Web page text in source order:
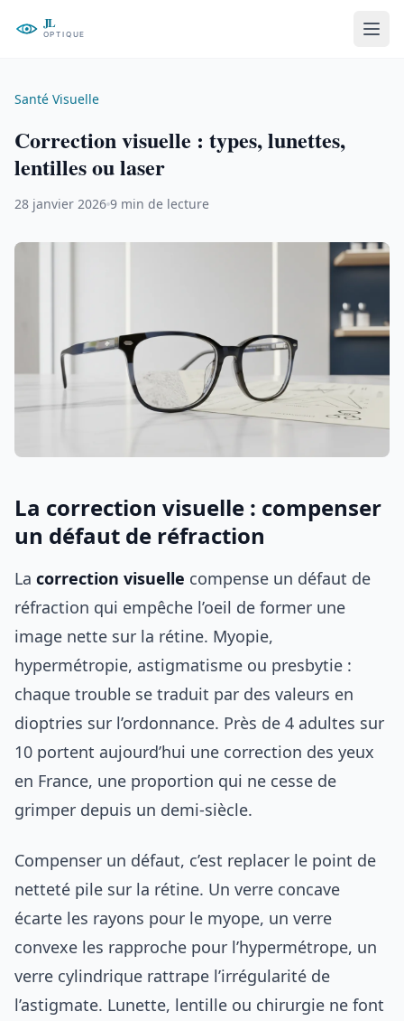
Santé Visuelle
Correction visuelle : types, lunettes,
lentilles ou laser
28 janvier 2026 9 min de lecture
La correction visuelle : compenser
un défaut de réfraction
La correction visuelle compense un défaut de
réfraction qui empêche l’oeil de former une
image nette sur la rétine. Myopie,
hypermétropie, astigmatisme ou presbytie :
chaque trouble se traduit par des valeurs en
dioptries sur l’ordonnance. Près de 4 adultes sur
10 portent aujourd’hui une correction des yeux
en France, une proportion qui ne cesse de
grimper depuis un demi-siècle.
Compenser un défaut, c’est replacer le point de
netteté pile sur la rétine. Un verre concave
écarte les rayons pour le myope, un verre
convexe les rapproche pour l’hypermétrope, un
verre cylindrique rattrape l’irrégularité de
l’astigmate. Lunette, lentille ou chirurgie ne font